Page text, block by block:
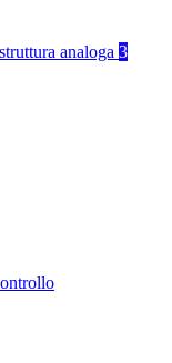
analoga 3